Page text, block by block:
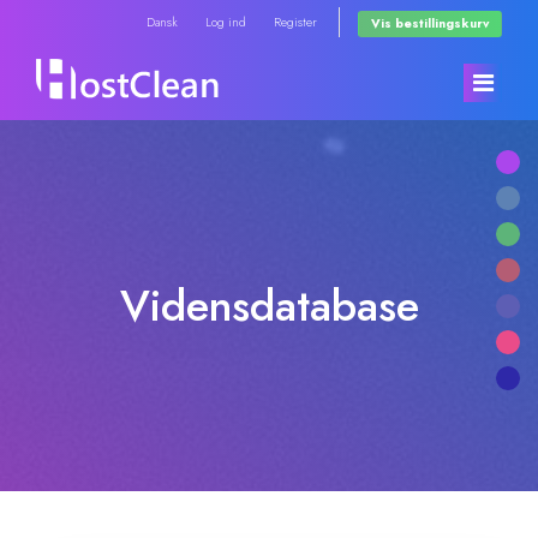
Dansk Log ind Register Vis bestillingskurv
Browse All
AnnonceringerVidensdatabase